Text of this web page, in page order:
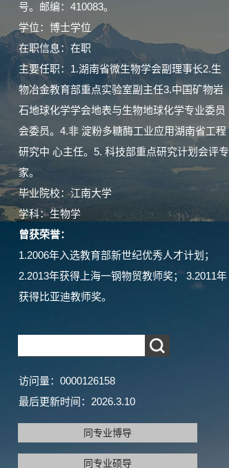
号。邮编：410083。
学位：博士学位
在职信息：在职
主要任职：1.湖南省微生物学会副理事长2.生
物冶金教育部重点实验室副主任3.中国矿物岩
石地球化学学会地表与生物地球化学专业委员
会委员。4.非 淀粉多糖酶工业应用湖南省工程
研究中 心主任。5. 科技部重点研究计划会评专
家。
毕业院校：江南大学
学科：生物学
曾获荣誉：
1.2006年入选教育部新世纪优秀人才计划；
2.2013年获得上海一钢物贸教师奖； 3.2011年
获得比亚迪教师奖。
访问量： 0000126158
最后更新时间： 2026.3.10
同专业博导
同专业硕导